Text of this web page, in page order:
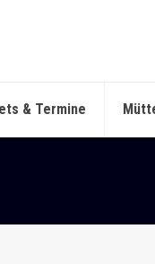
& Termine